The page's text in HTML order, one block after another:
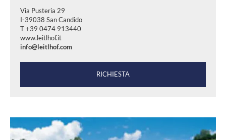
Via Pusteria 29
I-39038 San Candido
T +39 0474 913440
www.leitlhof.it
info@leitlhof.com
RICHIESTA